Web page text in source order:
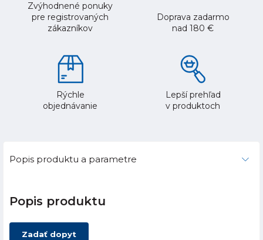
Zvýhodnené ponuky
pre registrovaných
zákazníkov
Doprava zadarmo
nad 180 €
Rýchle
objednávanie
Lepší prehľad
v produktoch
Popis produktu a parametre
Popis produktu
Zadať dopyt